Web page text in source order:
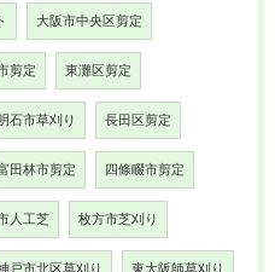
大阪市中央区剪定
剪定 東灘区剪定
石市草刈り 長田区剪定
田林市剪定 四條畷市剪定
人工芝 枚方市芝刈り
戸市北区草刈り 東大阪師草刈り